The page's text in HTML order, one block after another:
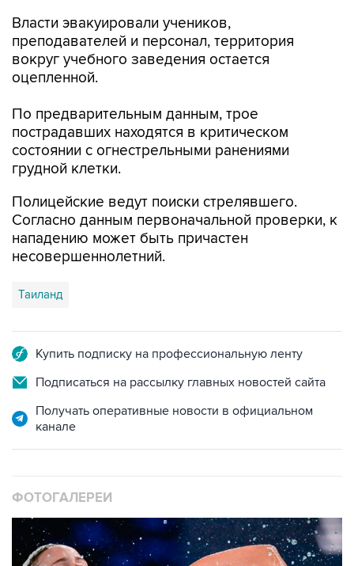
Власти эвакуировали учеников,
преподавателей и персонал, территория
вокруг учебного заведения остается
оцепленной.
По предварительным данным, трое
пострадавших находятся в критическом
состоянии с огнестрельными ранениями
грудной клетки.
Полицейские ведут поиски стрелявшего.
Согласно данным первоначальной проверки, к
нападению может быть причастен
несовершеннолетний.
Таиланд
Купить подписку на профессиональную ленту
Подписаться на рассылку главных новостей сайта
Получать оперативные новости в официальном
канале
ФОТОГАЛЕРЕИ